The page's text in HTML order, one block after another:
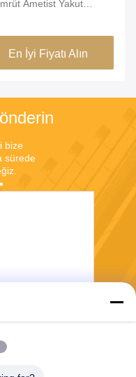
Ametist Yakut
En İyi Fiyatı Alın
bize
sürede